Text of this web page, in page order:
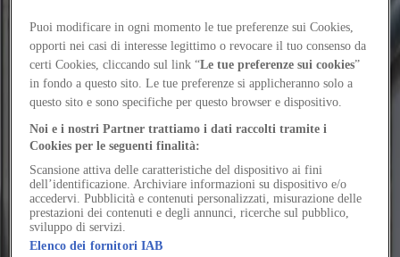
Reviews
Concéntrico: 12 anni di architettura a Logroño
Félix Zerdán
Con installazioni temporanee, il festival porta l'architettura nella vita
urbana quotidiana, tra spazio pubblico, folklore e scoperta collettiva
Events
UIA Barcellona 2026: l'estate dell'architetturaFélix Zerdán
un forum cittadino sulla trasformazione urbana e il futuro della
professione
Projects
3 Xemeneies: lo sport come pratica urbana condivisaFélix Zerdán
A Barcellona, Leku Studio usa lo sport e le sue attrezzature per
trasformare un vuoto urbano in uno spazio flessibile per eventi e
residenti
Projects
Puoi modificare in ogni momento le tue preferenze sui Cookies,
opporti nei casi di interesse legittimo o revocare il tuo consenso da
certi Cookies, cliccando sul link “Le tue preferenze sui cookies”
in fondo a questo sito. Le tue preferenze si applicheranno solo a
questo sito e sono specifiche per questo browser e dispositivo.
Noi e i nostri Partner trattiamo i dati raccolti tramite i
Cookies per le seguenti finalità:
Scansione attiva delle caratteristiche del dispositivo ai fini
dell’identificazione. Archiviare informazioni su dispositivo e/o
accedervi. Pubblicità e contenuti personalizzati, misurazione delle
prestazioni dei contenuti e degli annunci, ricerche sul pubblico,
sviluppo di servizi.
Elenco dei fornitori IAB